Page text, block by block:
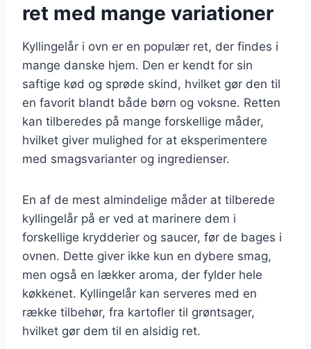
ret med mange variationer
Kyllingelår i ovn er en populær ret, der findes i
mange danske hjem. Den er kendt for sin
saftige kød og sprøde skind, hvilket gør den til
en favorit blandt både børn og voksne. Retten
kan tilberedes på mange forskellige måder,
hvilket giver mulighed for at eksperimentere
med smagsvarianter og ingredienser.
En af de mest almindelige måder at tilberede
kyllingelår på er ved at marinere dem i
forskellige krydderier og saucer, før de bages i
ovnen. Dette giver ikke kun en dybere smag,
men også en lækker aroma, der fylder hele
køkkenet. Kyllingelår kan serveres med en
række tilbehør, fra kartofler til grøntsager,
hvilket gør dem til en alsidig ret.